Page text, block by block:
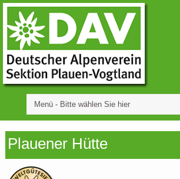
Plauener Hütte